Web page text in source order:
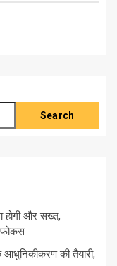
Search
होगी और सख्त,
फोकस
आधुनिकीकरण की तैयारी,